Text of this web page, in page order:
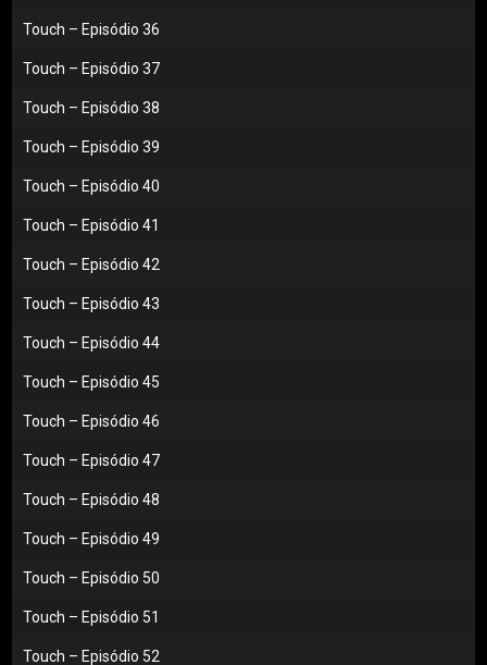
Touch – Episódio 36
Touch – Episódio 37
Touch – Episódio 38
Touch – Episódio 39
Touch – Episódio 40
Touch – Episódio 41
Touch – Episódio 42
Touch – Episódio 43
Touch – Episódio 44
Touch – Episódio 45
Touch – Episódio 46
Touch – Episódio 47
Touch – Episódio 48
Touch – Episódio 49
Touch – Episódio 50
Touch – Episódio 51
Touch – Episódio 52